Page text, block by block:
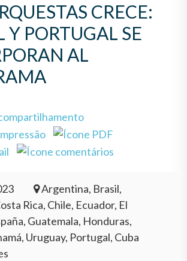
CRECE:
Y PORTUGAL SE
AL
Argentina, Brasil,
Rica, Chile, Ecuador, El
Guatemala, Honduras,
Uruguay, Portugal, Cuba